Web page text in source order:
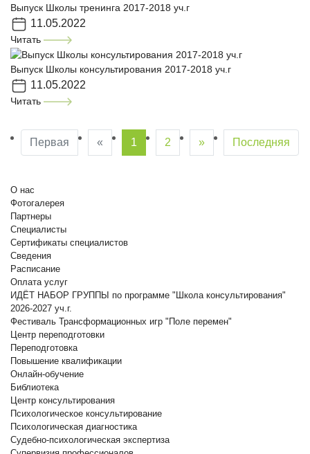
Выпуск Школы тренинга 2017-2018 уч.г
11.05.2022
Читать
Выпуск Школы консультирования 2017-2018 уч.г
11.05.2022
Читать
Первая « 1 2 » Последняя
О нас
Фотогалерея
Партнеры
Специалисты
Сертификаты специалистов
Сведения
Расписание
Оплата услуг
ИДЁТ НАБОР ГРУППЫ по программе "Школа консультирования"
2026-2027 уч.г.
Фестиваль Трансформационных игр "Поле перемен"
Центр переподготовки
Переподготовка
Повышение квалификации
Онлайн-обучение
Библиотека
Центр консультирования
Психологическое консультирование
Психологическая диагностика
Судебно-психологическая экспертиза